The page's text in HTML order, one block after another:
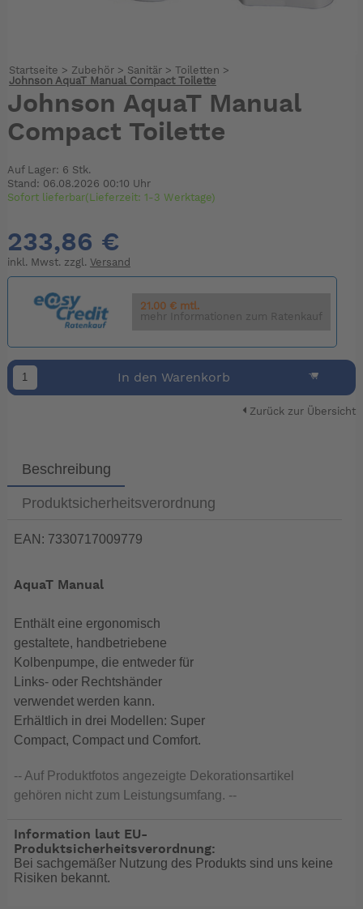
Startseite > Zubehör> Sanitär> Toiletten >
Johnson AquaT Manual Compact Toilette
Johnson AquaT Manual
Compact Toilette
Auf Lager: 6 Stk.
Stand: 06.08.2026 00:10 Uhr
Sofort lieferbar(Lieferzeit: 1-3 Werktage)
233,86 €
inkl. Mwst. zzgl. Versand
21.00 € mtl.
mehr Informationen zum Ratenkauf
In den Warenkorb
Zurück zur Übersicht
Beschreibung
Produktsicherheitsverordnung
EAN: 7330717009779
AquaT Manual
Enthält eine ergonomisch
gestaltete, handbetriebene
Kolbenpumpe, die entweder für
Links- oder Rechtshänder
verwendet werden kann.
Erhältlich in drei Modellen: Super
Compact, Compact und Comfort.
-- Auf Produktfotos angezeigte Dekorationsartikel
gehören nicht zum Leistungsumfang. --
Information laut EU-
Produktsicherheitsverordnung:
Bei sachgemäßer Nutzung des Produkts sind uns keine
Risiken bekannt.